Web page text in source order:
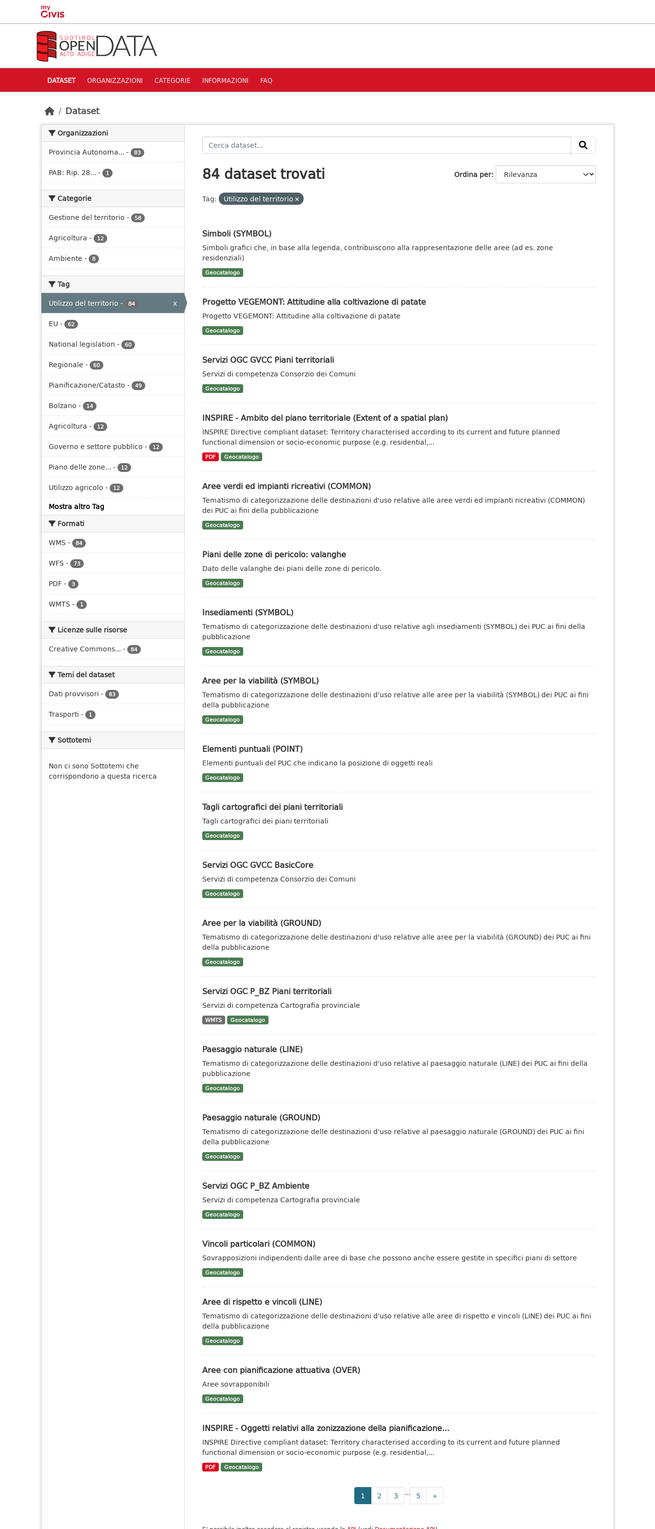
Skip to main content
DATASET ORGANIZZAZIONI CATEGORIE INFORMAZIONI FAQ
Dataset
Organizzazioni
Provincia Autonoma... - 83
PAB: Rip. 28... - 1
Categorie
Gestione del territorio - 58
Agricoltura - 12
Ambiente - 8
Tag
Utilizzo del territorio - 84
x
EU - 62
National legislation - 60
Regionale - 60
Pianificazione/Catasto - 49
Bolzano - 14
Agricoltura - 12
Governo e settore pubblico - 12
Piano delle zone... - 12
Utilizzo agricolo - 12
Mostra altro Tag
Formati
WMS - 84
WFS - 73
PDF- 3
WMTS - 1
Licenze sulle risorse
Creative Commons... - 84
Temi del dataset
Dati provvisori - 83
Trasporti - 1
Sottotemi
Non ci sono Sottotemi che
corrispondono a questa ricerca
Ordina per
84 dataset trovati
Tag: Utilizzo del territorio
Simboli (SYMBOL)
Simboli grafici che, in base alla legenda, contribuiscono alla rappresentazione delle aree (ad es. zone
residenziali)
Geocatalogo
Progetto VEGEMONT: Attitudine alla coltivazione di patate
Progetto VEGEMONT: Attitudine alla coltivazione di patate
Geocatalogo
Servizi OGC GVCC Piani territoriali
Servizi di competenza Consorzio dei Comuni
Geocatalogo
INSPIRE - Ambito del piano territoriale (Extent of a spatial plan)
INSPIRE Directive compliant dataset: Territory characterised according to its current and future planned
functional dimension or socio-economic purpose (e.g. residential,...
PDF Geocatalogo
Aree verdi ed impianti ricreativi (COMMON)
Tematismo di categorizzazione delle destinazioni d'uso relative alle aree verdi ed impianti ricreativi (COMMON)
dei PUC ai fini della pubblicazione
Geocatalogo
Piani delle zone di pericolo: valanghe
Dato delle valanghe dei piani delle zone di pericolo.
Geocatalogo
Insediamenti (SYMBOL)
Tematismo di categorizzazione delle destinazioni d'uso relative agli insediamenti (SYMBOL) dei PUC ai fini della
pubblicazione
Geocatalogo
Aree per la viabilità (SYMBOL)
Tematismo di categorizzazione delle destinazioni d'uso relative alle aree per la viabilità (SYMBOL) dei PUC ai fini
della pubblicazione
Geocatalogo
Elementi puntuali (POINT)
Elementi puntuali del PUC che indicano la posizione di oggetti reali
Geocatalogo
Tagli cartografici dei piani territoriali
Tagli cartografici dei piani territoriali
Geocatalogo
Servizi OGC GVCC BasicCore
Servizi di competenza Consorzio dei Comuni
Geocatalogo
Aree per la viabilità (GROUND)
Tematismo di categorizzazione delle destinazioni d'uso relative alle aree per la viabilità (GROUND) dei PUC ai fini
della pubblicazione
Geocatalogo
Servizi OGC P_BZ Piani territoriali
Servizi di competenza Cartografia provinciale
WMTS Geocatalogo
Paesaggio naturale (LINE)
Tematismo di categorizzazione delle destinazioni d'uso relative al paesaggio naturale (LINE) dei PUC ai fini della
pubblicazione
Geocatalogo
Paesaggio naturale (GROUND)
Tematismo di categorizzazione delle destinazioni d'uso relative al paesaggio naturale (GROUND) dei PUC ai fini
della pubblicazione
Geocatalogo
Servizi OGC P_BZ Ambiente
Servizi di competenza Cartografia provinciale
Geocatalogo
Vincoli particolari (COMMON)
Sovrapposizioni indipendenti dalle aree di base che possono anche essere gestite in specifici piani di settore
Geocatalogo
Aree di rispetto e vincoli (LINE)
Tematismo di categorizzazione delle destinazioni d'uso relative alle aree di rispetto e vincoli (LINE) dei PUC ai fini
della pubblicazione
Geocatalogo
Aree con pianificazione attuativa (OVER)
Aree sovrapponibili
Geocatalogo
INSPIRE - Oggetti relativi alla zonizzazione della pianificazione...
INSPIRE Directive compliant dataset: Territory characterised according to its current and future planned
functional dimension or socio-economic purpose (e.g. residential,...
PDF Geocatalogo
1 2 3 ... 5 »